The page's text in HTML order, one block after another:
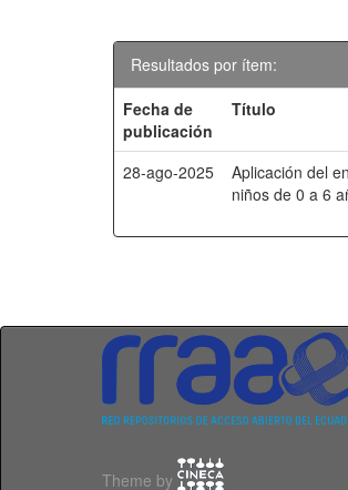
Resultados por ítem:
Fecha de
publicación
Título
28-ago-2025
Aplicación del
niños de 0 a 6
Theme by